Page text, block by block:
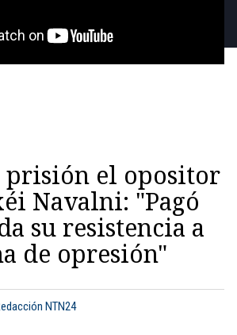
el opositor
Navalni: "Pagó
su resistencia a
de opresión"
NTN24